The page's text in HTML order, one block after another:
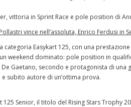
vittoria in Sprint Race e pole position di
vince nell’assoluta, Enrico Ferdusi in
categoria Easykart 125, con una
weekend dominato: pole position in
Gaetano, secondo e protagonista di
subito autore di un’ottima prova.
125 Senior, il titolo del Rising Stars Trophy